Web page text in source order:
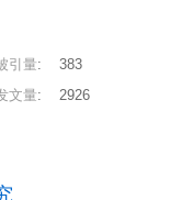
引量:
383
文量: 2926